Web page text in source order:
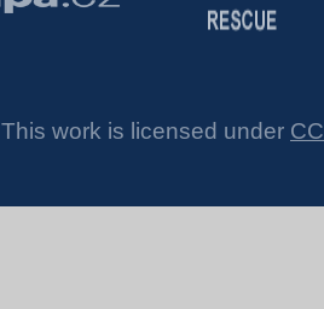
This work is licensed under